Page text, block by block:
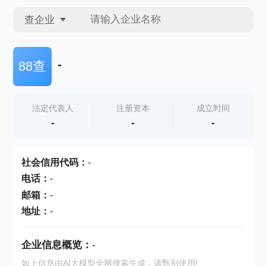
查企业
查企业
查产地
88查 -
法定代表人
-
注册资本
-
成立时间
-
社会信用代码： -
电话： -
邮箱： -
地址： -
企业信息概览： -
如上信息由AI大模型全网搜索生成，请甄别使用!